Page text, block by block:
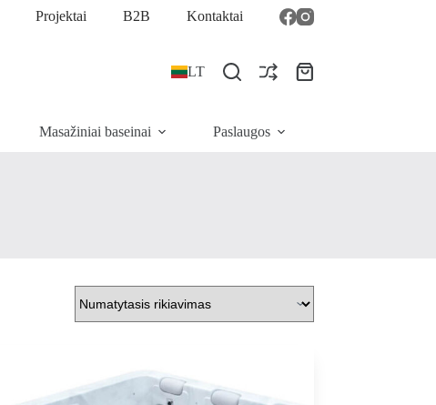
Projektai B2B Kontaktai
LT
Pirkinių
Masažiniai baseinai Paslaugos